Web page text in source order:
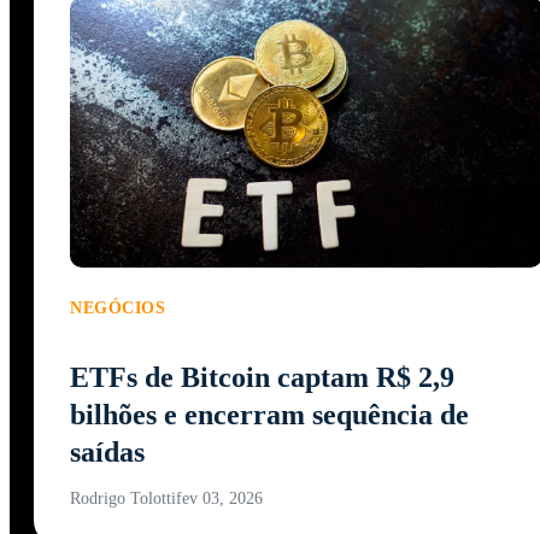
NEGÓCIOS
ETFs de Bitcoin captam R$ 2,9
bilhões e encerram sequência de
saídas
Rodrigo Tolottifev 03, 2026